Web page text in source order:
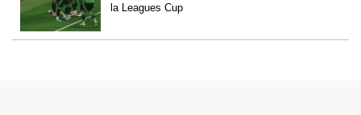
la Leagues Cup